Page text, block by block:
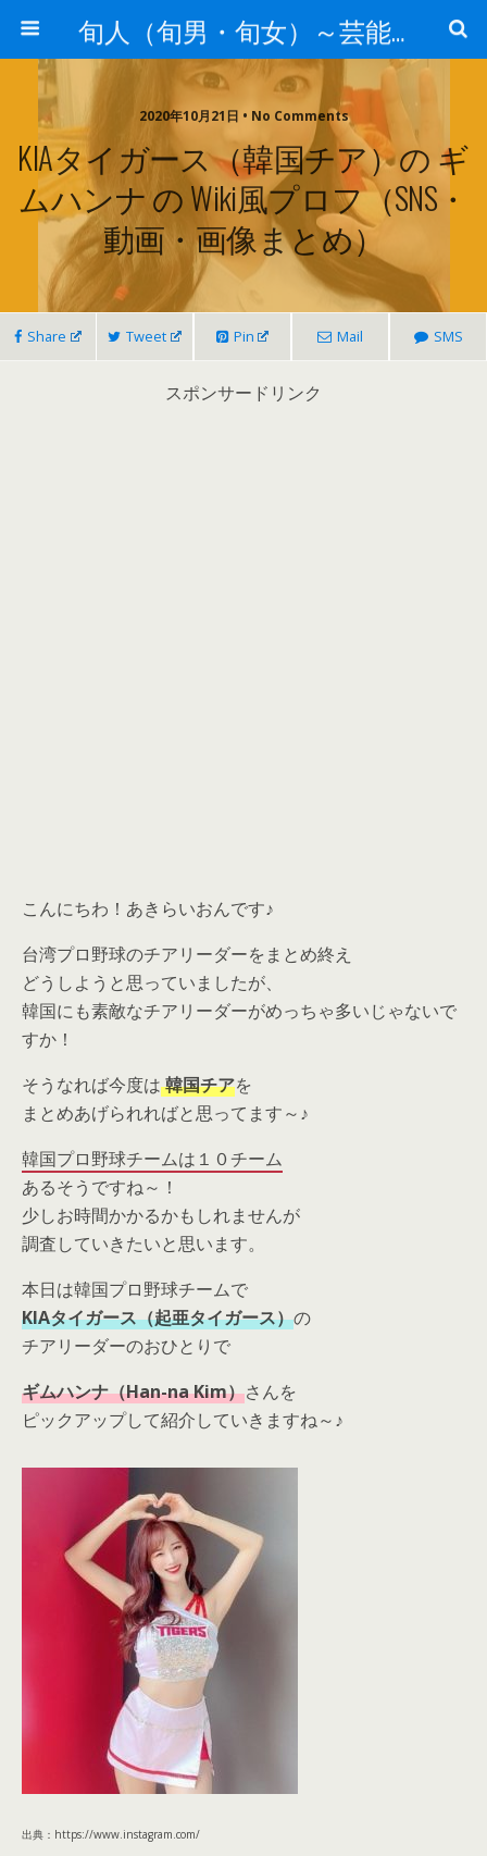
旬人（旬男・旬女）～芸能界等から旬な人・歌等の情報～
2020年10月21日 • No Comments
KIAタイガース（韓国チア）の ギ
ムハンナ の Wiki風プロフ（SNS・
動画・画像まとめ）
Share Tweet Pin Mail SMS
スポンサードリンク
こんにちわ！あきらいおんです♪
台湾プロ野球のチアリーダーをまとめ終え
どうしようと思っていましたが、
韓国にも素敵なチアリーダーがめっちゃ多いじゃないで
すか！
そうなれば今度は韓国チアを
まとめあげられればと思ってます～♪
韓国プロ野球チームは１０チーム
あるそうですね～！
少しお時間かかるかもしれませんが
調査していきたいと思います。
本日は韓国プロ野球チームで
KIAタイガース（起亜タイガース）の
チアリーダーのおひとりで
ギムハンナ（Han-na Kim）さんを
ピックアップして紹介していきますね～♪
出典：https://www.instagram.com/